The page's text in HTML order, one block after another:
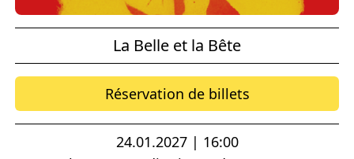
La Belle et la Bête
Réservation de billets
24.01.2027 | 16:00